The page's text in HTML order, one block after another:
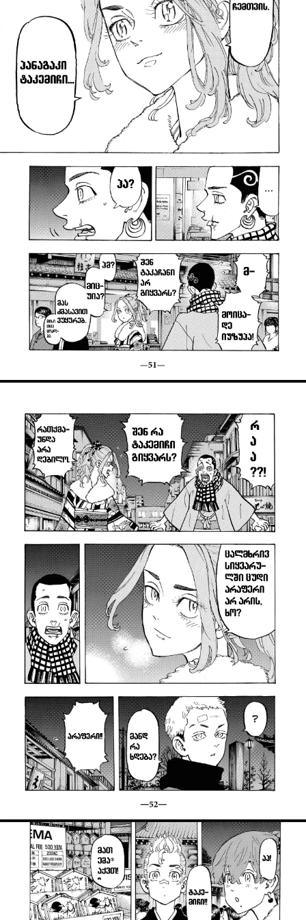
ავტორიზაცია
არ გაქვს ექაუნთი?დარეგისტრირდი
ან
მომხმარებელი:
პაროლი: დაგავიწყდა პაროლი?
კოდით შესვლა
Loading...